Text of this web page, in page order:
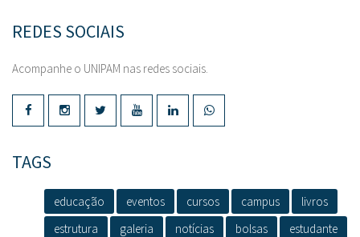
REDES SOCIAIS
Acompanhe o UNIPAM nas redes sociais.
TAGS
educação eventos cursos campus
livros
estrutura
galeria notícias bolsas
estudante